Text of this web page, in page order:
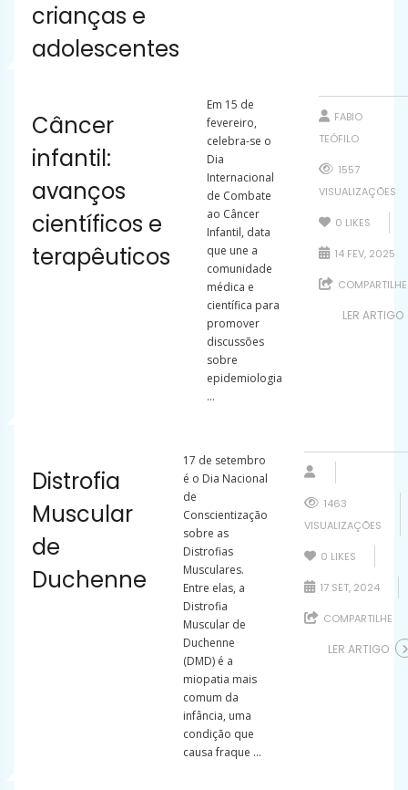
crianças e
adolescentes
Câncer
infantil:
avanços
científicos e
terapêuticos
Em 15 de
fevereiro,
celebra-se o
Dia
Internacional
de Combate
ao Câncer
Infantil, data
que une a
comunidade
médica e
científica para
promover
discussões
sobre
epidemiologia
...
FABIO
TEÓFILO
1557
VISUALIZAÇÕES
0 LIKES
14 FEV, 2025
COMPARTILHE
LER ARTIGO
Distrofia
Muscular
de
Duchenne
17 de setembro
é o Dia Nacional
de
Conscientização
sobre as
Distrofias
Musculares.
Entre elas, a
Distrofia
Muscular de
Duchenne
(DMD) é a
miopatia mais
comum da
infância, uma
condição que
causa fraque ...
1463
VISUALIZAÇÕES
0 LIKES
17 SET, 2024
COMPARTILHE
LER ARTIGO